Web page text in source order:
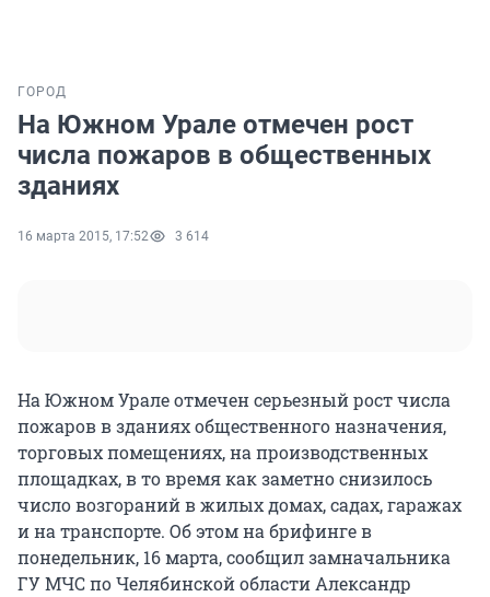
ГОРОД
На Южном Урале отмечен рост
числа пожаров в общественных
зданиях
16 марта 2015, 17:52 3 614
На Южном Урале отмечен серьезный рост числа
пожаров в зданиях общественного назначения,
торговых помещениях, на производственных
площадках, в то время как заметно снизилось
число возгораний в жилых домах, садах, гаражах
и на транспорте. Об этом на брифинге в
понедельник, 16 марта, сообщил замначальника
ГУ МЧС по Челябинской области Александр